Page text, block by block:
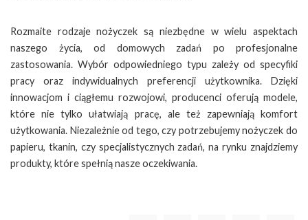
Rozmaite rodzaje nożyczek są niezbędne w wielu aspektach
naszego życia, od domowych zadań po profesjonalne
zastosowania. Wybór odpowiedniego typu zależy od specyfiki
pracy oraz indywidualnych preferencji użytkownika. Dzięki
innowacjom i ciągłemu rozwojowi, producenci oferują modele,
które nie tylko ułatwiają pracę, ale też zapewniają komfort
użytkowania. Niezależnie od tego, czy potrzebujemy nożyczek do
papieru, tkanin, czy specjalistycznych zadań, na rynku znajdziemy
produkty, które spełnią nasze oczekiwania.